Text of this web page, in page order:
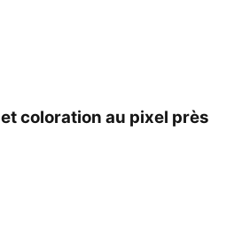
coloration au pixel près